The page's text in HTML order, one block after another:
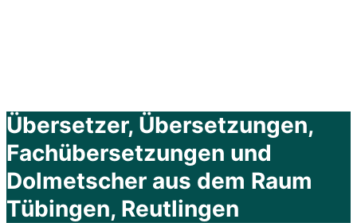
Übersetzer, Übersetzungen,
Fachübersetzungen und
Dolmetscher aus dem Raum
Tübingen, Reutlingen